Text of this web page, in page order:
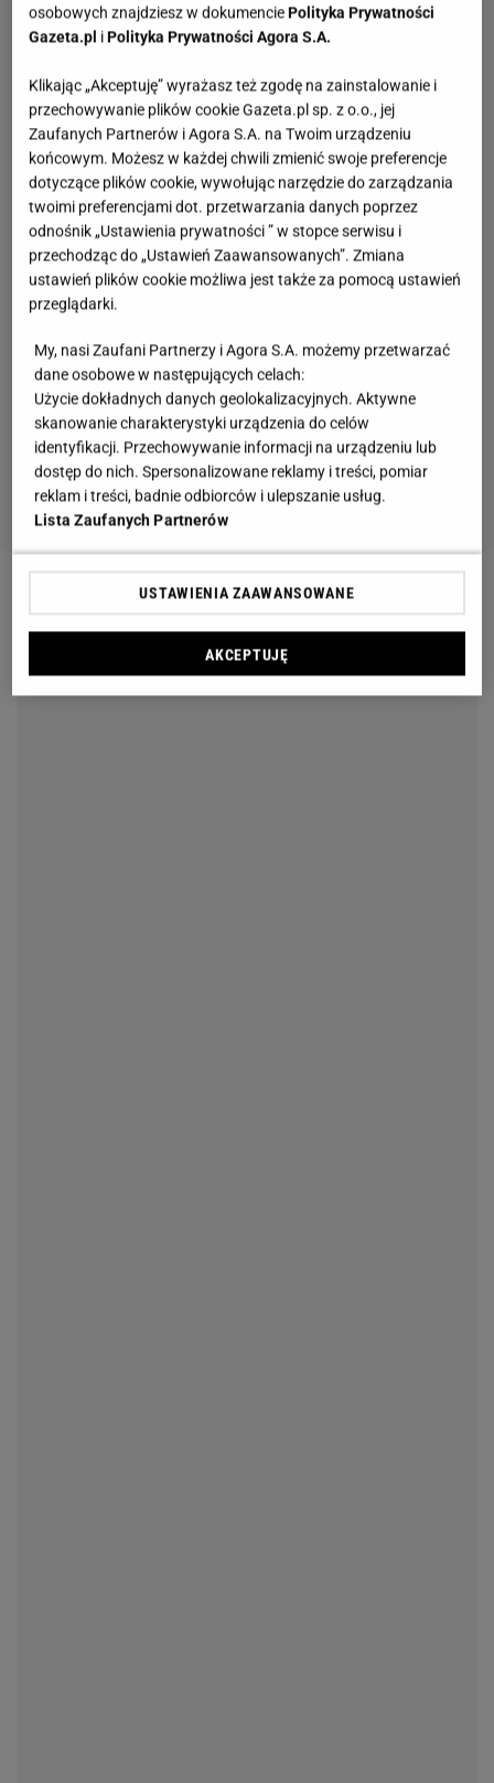
osobowych znajdziesz w dokumenciePolityka Prywatności
Gazeta.pl iPolityka Prywatności Agora S.A.
Klikając „Akceptuję” wyrażasz też zgodę na zainstalowanie i
przechowywanie plików cookie Gazeta.pl sp. z o.o., jej
Zaufanych Partnerów i Agora S.A. na Twoim urządzeniu
końcowym. Możesz w każdej chwili zmienić swoje preferencje
dotyczące plików cookie, wywołując narzędzie do zarządzania
twoimi preferencjami dot. przetwarzania danych poprzez
odnośnik „Ustawienia prywatności ” w stopce serwisu i
przechodząc do „Ustawień Zaawansowanych”. Zmiana
ustawień plików cookie możliwa jest także za pomocą ustawień
przeglądarki.
My, nasi Zaufani Partnerzy i Agora S.A. możemy przetwarzać
dane osobowe w następujących celach:
Użycie dokładnych danych geolokalizacyjnych. Aktywne
skanowanie charakterystyki urządzenia do celów
identyfikacji. Przechowywanie informacji na urządzeniu lub
dostęp do nich. Spersonalizowane reklamy i treści, pomiar
reklam i treści, badnie odbiorców i ulepszanie usług.
Lista Zaufanych Partnerów
USTAWIENIA ZAAWANSOWANE
AKCEPTUJĘ